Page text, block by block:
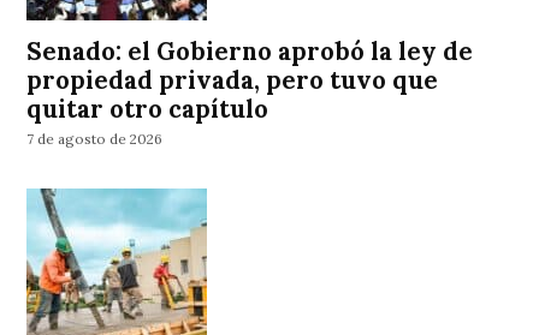
Senado: el Gobierno aprobó la ley de
propiedad privada, pero tuvo que
quitar otro capítulo
7 de agosto de 2026